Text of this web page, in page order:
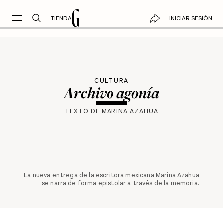
TIENDA INICIAR SESIÓN
CULTURA
Archivo agonía
TEXTO DEMARINA AZAHUA
La nueva entrega de la escritora mexicana Marina Azahua
se narra de forma epistolar a través de la memoria.